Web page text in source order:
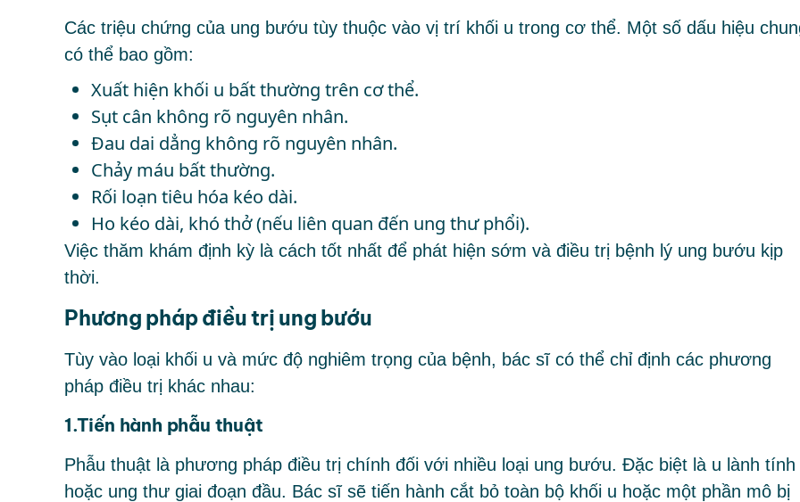
Các triệu chứng của ung bướu tùy thuộc vào vị trí khối u trong cơ thể. Một số dấu hiệu
có thể bao gồm:
Xuất hiện khối u bất thường trên cơ thể.
Sụt cân không rõ nguyên nhân.
Đau dai dẳng không rõ nguyên nhân.
Chảy máu bất thường.
Rối loạn tiêu hóa kéo dài.
Ho kéo dài, khó thở (nếu liên quan đến ung thư phổi).
Việc thăm khám định kỳ là cách tốt nhất để phát hiện sớm và điều trị bệnh lý ung bướu kịp
thời.
Phương pháp điều trị ung bướu
Tùy vào loại khối u và mức độ nghiêm trọng của bệnh, bác sĩ có thể chỉ định các phương
pháp điều trị khác nhau:
1.Tiến hành phẫu thuật
Phẫu thuật là phương pháp điều trị chính đối với nhiều loại ung bướu. Đặc biệt là u lành tính
hoặc ung thư giai đoạn đầu. Bác sĩ sẽ tiến hành cắt bỏ toàn bộ khối u hoặc một phần mô bị